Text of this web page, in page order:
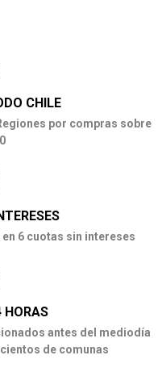
CHILE
por compras sobre
en 6 cuotas sin intereses
HORAS
antes del mediodía
de comunas